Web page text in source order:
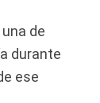
de
durante
ese